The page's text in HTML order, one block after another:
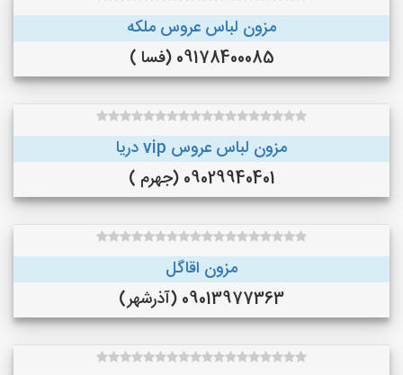
مزون لباس عروس ملکه
09178400085 (فسا )
مزون لباس عروس vip دریا
09029940401 (جهرم )
مزون اقاگل
09013977363 (آذرشهر)